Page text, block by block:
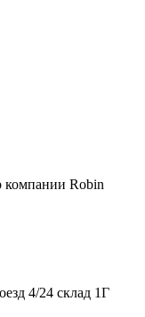
Robin
4/24 склад 1Г